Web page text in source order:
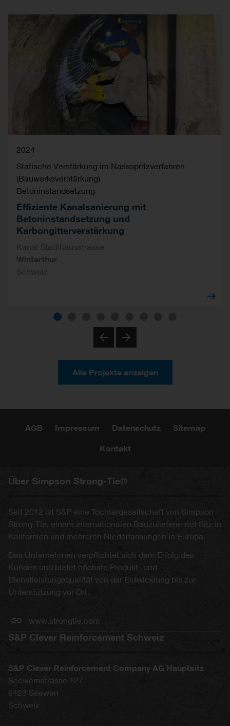
2024
Statische Verstärkung im Nassspritzverfahren
(Bauwerksverstärkung)
Betoninstandsetzung
Effiziente Kanalsanierung mit
Betoninstandsetzung und
Karbongitterverstärkung
Kanal Stadthausstrasse
Winterthur
Schweiz
Alle Projekte anzeigen
AGB Impressum Datenschutz Sitemap
Kontakt
Über Simpson Strong-Tie®
Seit 2012 ist S&P eine Tochtergesellschaft von Simpson
Strong-Tie, einem internationalen Bauzulieferer mit Sitz in
Kalifornien und mehreren Niederlassungen in Europa.
Das Unternehmen verpflichtet sich dem Erfolg des
Kunden und bietet höchste Produkt- und
Dienstleistungsqualität von der Entwicklung bis zur
Unterstützung vor Ort.
www.strongtie.com
S&P Clever Reinforcement Schweiz
S&P Clever Reinforcement Company AG Hauptsitz
Seewernstrasse 127
6423 Seewen
Schweiz